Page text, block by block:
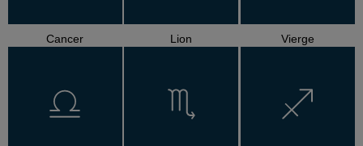
Cancer Lion Vierge